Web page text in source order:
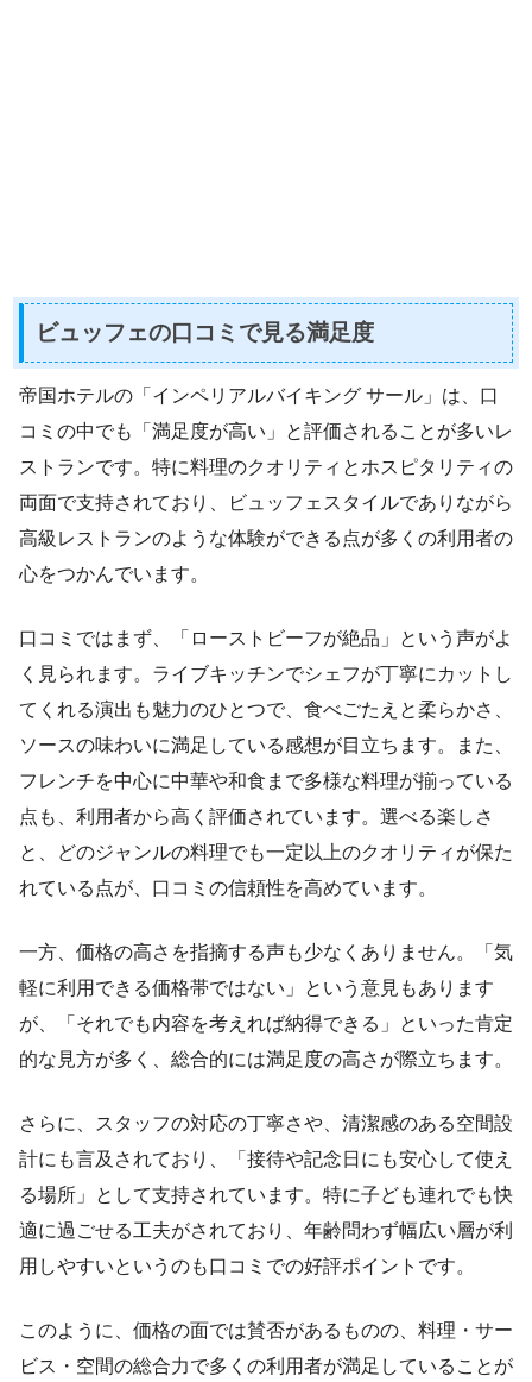
ビュッフェの口コミで見る満足度
帝国ホテルの「インペリアルバイキング サール」は、口
コミの中でも「満足度が高い」と評価されることが多いレ
ストランです。特に料理のクオリティとホスピタリティの
両面で支持されており、ビュッフェスタイルでありながら
高級レストランのような体験ができる点が多くの利用者の
心をつかんでいます。
口コミではまず、「ローストビーフが絶品」という声がよ
く見られます。ライブキッチンでシェフが丁寧にカットし
てくれる演出も魅力のひとつで、食べごたえと柔らかさ、
ソースの味わいに満足している感想が目立ちます。また、
フレンチを中心に中華や和食まで多様な料理が揃っている
点も、利用者から高く評価されています。選べる楽しさ
と、どのジャンルの料理でも一定以上のクオリティが保た
れている点が、口コミの信頼性を高めています。
一方、価格の高さを指摘する声も少なくありません。「気
軽に利用できる価格帯ではない」という意見もあります
が、「それでも内容を考えれば納得できる」といった肯定
的な見方が多く、総合的には満足度の高さが際立ちます。
さらに、スタッフの対応の丁寧さや、清潔感のある空間設
計にも言及されており、「接待や記念日にも安心して使え
る場所」として支持されています。特に子ども連れでも快
適に過ごせる工夫がされており、年齢問わず幅広い層が利
用しやすいというのも口コミでの好評ポイントです。
このように、価格の面では賛否があるものの、料理・サー
ビス・空間の総合力で多くの利用者が満足していることが